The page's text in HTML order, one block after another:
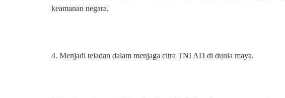
keamanan negara.
4. Menjadi teladan dalam menjaga citra TNI AD di dunia maya.